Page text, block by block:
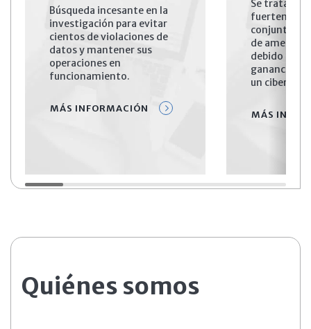
Búsqueda incesante en la
investigación para evitar
cientos de violaciones de
datos y mantener sus
operaciones en
funcionamiento.
MÁS INFORMACIÓN
Se trata de
conjunto
de
debido a
ganancias
un
MÁS
Quiénes somos